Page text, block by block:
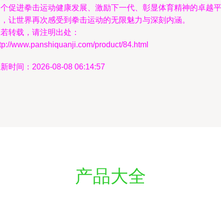
促进拳击运动健康发展、激励下一代、彰显体育精神的卓越平
让世界再次感受到拳击运动的无限魅力与深刻内涵。
转载，请注明出处：
www.panshiquanji.com/product/84.html
时间：2026-08-08 06:14:57
产品大全